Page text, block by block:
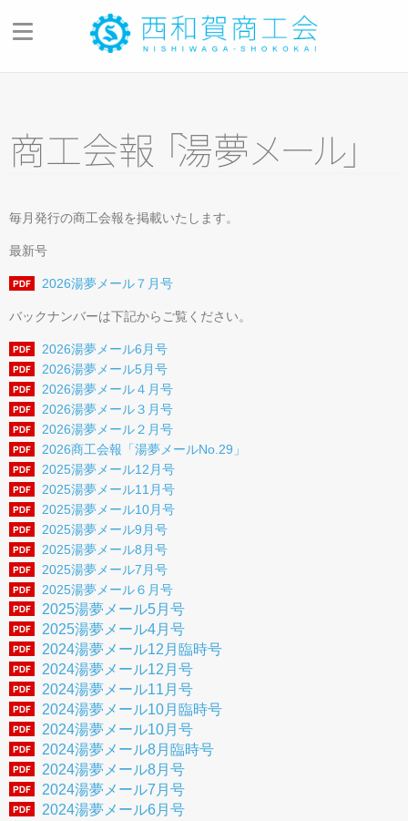
商工会の歩み
商工会員のご紹介
会員メリット・入会のご案内
商工会報「湯夢メール」
商工会アプリ
西和賀町複合型商工会館
お問い合わせ
経営・税務・金融・労務
経営のご相談
資金調達
社会保険・労働保険
税務・経理
取引・販路開拓
各種検定
各種共済
経営発達支援計画
地域・イベント情報
西和賀町のアパート情報
飲食店・宿泊・お土産情報
商工会報「湯夢 メール」
毎月発行の商工会報を掲載いたします。
最新号
2026湯夢メール７月号
バックナンバーは下記からご覧ください。
2026湯夢メール6月号
2026湯夢メール5月号
2026湯夢メール４月号
2026湯夢メール３月号
2026湯夢メール２月号
2026商工会報「湯夢メールNo.29」
2025湯夢メール12月号
2025湯夢メール11月号
2025湯夢メール10月号
2025湯夢メール9月号
2025湯夢メール8月号
2025湯夢メール7月号
2025湯夢メール６月号
2025湯夢メール5月号
2025湯夢メール4月号
2024湯夢メール12月臨時号
2024湯夢メール12月号
2024湯夢メール11月号
2024湯夢メール10月臨時号
2024湯夢メール10月号
2024湯夢メール8月臨時号
2024湯夢メール8月号
2024湯夢メール7月号
2024湯夢メール6月号